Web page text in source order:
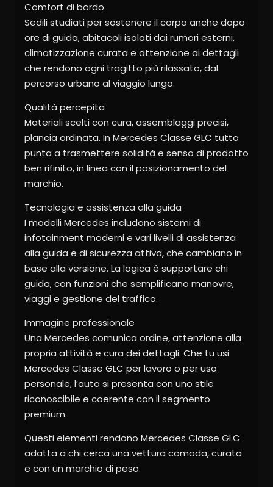
Comfort di bordo
Sedili studiati per sostenere il corpo anche dopo
ore di guida, abitacoli isolati dai rumori esterni,
climatizzazione curata e attenzione ai dettagli
che rendono ogni tragitto più rilassato, dal
percorso urbano al viaggio lungo.
Qualità percepita
Materiali scelti con cura, assemblaggi precisi,
plancia ordinata. In Mercedes Classe GLC tutto
punta a trasmettere solidità e senso di prodotto
ben rifinito, in linea con il posizionamento del
marchio.
Tecnologia e assistenza alla guida
I modelli Mercedes includono sistemi di
infotainment moderni e vari livelli di assistenza
alla guida e di sicurezza attiva, che cambiano in
base alla versione. La logica è supportare chi
guida, con funzioni che semplificano manovre,
viaggi e gestione del traffico.
Immagine professionale
Una Mercedes comunica ordine, attenzione alla
propria attività e cura dei dettagli. Che tu usi
Mercedes Classe GLC per lavoro o per uso
personale, l’auto si presenta con uno stile
riconoscibile e coerente con il segmento
premium.
Questi elementi rendono Mercedes Classe GLC
adatta a chi cerca una vettura comoda, curata
e con un marchio di peso.